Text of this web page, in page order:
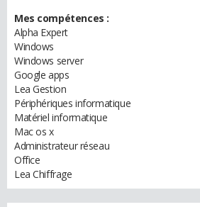
Mes compétences :
Alpha Expert
Windows
Windows server
Google apps
Lea Gestion
Périphériques informatique
Matériel informatique
Mac os x
Administrateur réseau
Office
Lea Chiffrage